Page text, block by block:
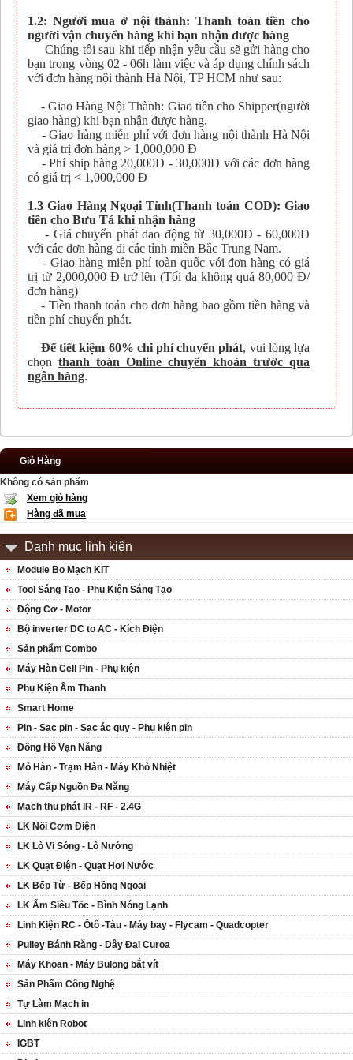
1.2: Người mua ở nội thành: Thanh toán tiền cho
người vận chuyển hàng khi bạn nhận được hàng
Chúng tôi sau khi tiếp nhận yêu cầu sẽ gửi hàng cho
bạn trong vòng 02 - 06h làm việc và áp dụng chính sách
với đơn hàng nội thành Hà Nội, TP HCM như sau:
- Giao Hàng Nội Thành: Giao tiền cho Shipper(người
giao hàng) khi bạn nhận được hàng.
- Giao hàng miễn phí với đơn hàng nội thành Hà Nội
và giá trị đơn hàng > 1,000,000 Đ
- Phí ship hàng 20,000Đ - 30,000Đ với các đơn hàng
có giá trị < 1,000,000 Đ
1.3 Giao Hàng Ngoại Tỉnh(Thanh toán COD): Giao
tiền cho Bưu Tá khi nhận hàng
- Giá chuyển phát dao động từ 30,000Đ - 60,000Đ
với các đơn hàng đi các tỉnh miền Bắc Trung Nam.
- Giao hàng miễn phí toàn quốc với đơn hàng có giá
trị từ 2,000,000 Đ trở lên (Tối đa không quá 80,000 Đ/
đơn hàng)
- Tiền thanh toán cho đơn hàng bao gồm tiền hàng và
tiền phí chuyển phát.
Để tiết kiệm 60% chi phí chuyển phát, vui lòng lựa
chọn thanh toán Online chuyển khoản trước qua
ngân hàng.
Giỏ Hàng
Không có sản phẩm
Xem giỏ hàng
Hàng đã mua
Danh mục linh kiện
Module Bo Mạch KIT
Tool Sáng Tạo - Phụ Kiện Sáng Tạo
Động Cơ - Motor
Bộ inverter DC to AC - Kích Điện
Sản phẩm Combo
Máy Hàn Cell Pin - Phụ kiện
Phụ Kiện Âm Thanh
Smart Home
Pin - Sạc pin - Sạc ác quy - Phụ kiện pin
Đồng Hồ Vạn Năng
Mỏ Hàn - Trạm Hàn - Máy Khò Nhiệt
Máy Cấp Nguồn Đa Năng
Mạch thu phát IR - RF - 2.4G
LK Nồi Cơm Điện
LK Lò Vi Sóng - Lò Nướng
LK Quạt Điện - Quạt Hơi Nước
LK Bếp Từ - Bếp Hồng Ngoại
LK Ấm Siêu Tốc - Bình Nóng Lạnh
Linh Kiện RC - Ôtô -Tàu - Máy bay - Flycam - Quadcopter
Pulley Bánh Răng - Dây Đai Curoa
Máy Khoan - Máy Bulong bắt vít
Sản Phẩm Công Nghệ
Tự Làm Mạch in
Linh kiện Robot
IGBT